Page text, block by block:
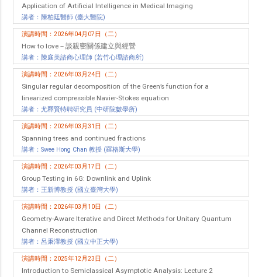
Application of Artificial Intelligence in Medical Imaging
講者：陳柏廷醫師 (臺大醫院)
演講時間：2026年04月07日（二）
How to love－談親密關係建立與經營
講者：陳庭美諮商心理師 (若竹心理諮商所)
演講時間：2026年03月24日（二）
Singular regular decomposition of the Green’s function for a
linearized compressible Navier-Stokes equation
講者：尤釋賢特聘研究員 (中研院數學所)
演講時間：2026年03月31日（二）
Spanning trees and continued fractions
講者：Swee Hong Chan 教授 (羅格斯大學)
演講時間：2026年03月17日（二）
Group Testing in 6G: Downlink and Uplink
講者：王新博教授 (國立臺灣大學)
演講時間：2026年03月10日（二）
Geometry-Aware Iterative and Direct Methods for Unitary Quantum
Channel Reconstruction
講者：呂秉澤教授 (國立中正大學)
演講時間：2025年12月23日（二）
Introduction to Semiclassical Asymptotic Analysis: Lecture 2